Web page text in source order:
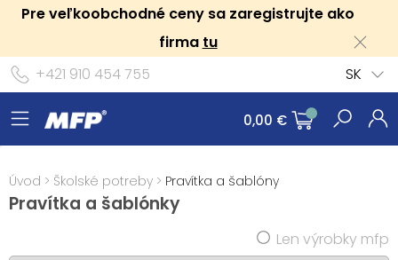
Pre veľkoobchodné ceny sa zaregistrujte ako
firma tu
+421 910 454 755
SK
0,00 €
Úvod > Školské potreby > Pravítka a šablóny
Pravítka a šablónky
Len výrobky mfp